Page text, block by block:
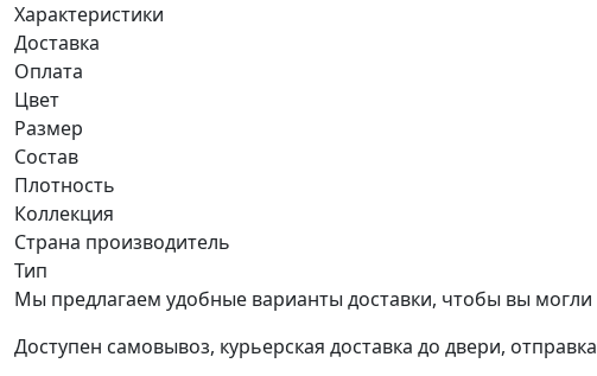
Характеристики
Доставка
Оплата
Цвет
Размер
Состав
Плотность
Коллекция
Страна производитель
Тип
Мы предлагаем удобные варианты доставки, чтобы вы
Доступен самовывоз, курьерская доставка до двери,